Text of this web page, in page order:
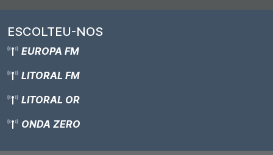
ESCOLTEU-NOS
EUROPA FM
LITORAL FM
LITORAL OR
ONDA ZERO